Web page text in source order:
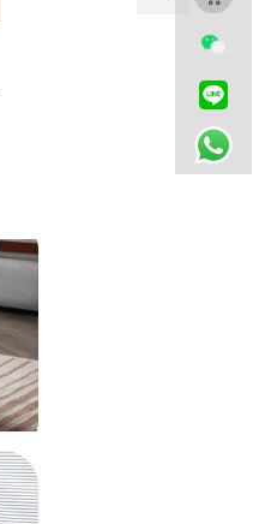
おしゃべりなバイザー 高
質ラフィア帽子 レディー
ベージュ UVカット 紫外
対策 日除け 小顔効果 マダ
ガスカル天然草使用 旅行
ログイン後に価格を確認する